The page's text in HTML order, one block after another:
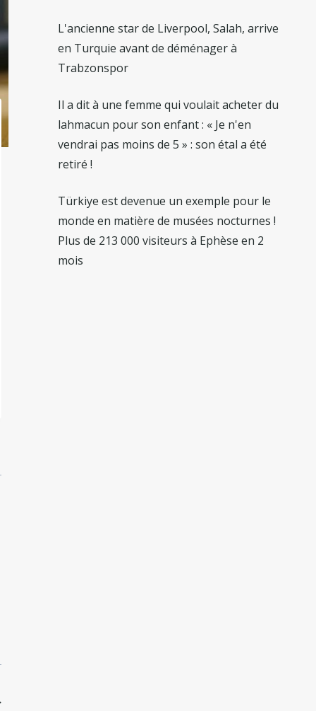
L'ancienne star de Liverpool, Salah, arrive
en Turquie avant de déménager à
Trabzonspor
Il a dit à une femme qui voulait acheter du
lahmacun pour son enfant : « Je n'en
vendrai pas moins de 5 » : son étal a été
retiré !
Türkiye est devenue un exemple pour le
monde en matière de musées nocturnes !
Plus de 213 000 visiteurs à Ephèse en 2
mois